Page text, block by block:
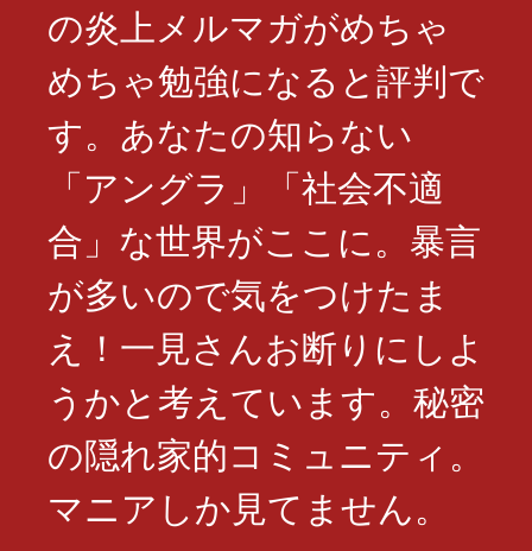
の炎上メルマガがめちゃ
めちゃ勉強になると評判で
す。あなたの知らない
「アングラ」「社会不適
合」な世界がここに。暴言
が多いので気をつけたま
え！一見さんお断りにしよ
うかと考えています。秘密
の隠れ家的コミュニティ。
マニアしか見てません。